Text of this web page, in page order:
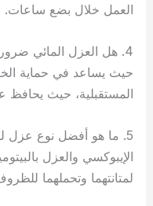
العمل خلال بضع ساعات.
4. هل العزل المائي
حيث يساعد في حماية
المستقبلية، حيث يحافظ
5. ما هو أفضل نوع عزل
الإيبوكسي والعزل
لمتانتهما وتحملهما